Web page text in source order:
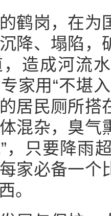
岗，在为
降、塌陷
造成河流
家用“不堪
居民厕所搭
混杂，臭气
，只要降雨
家必备一个
。